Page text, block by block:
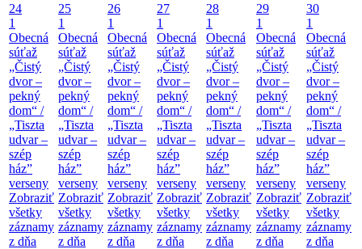
24
1
Obecná
súťaž
„Čistý
dvor –
pekný
dom“ /
„Tiszta
udvar –
szép
ház”
verseny
Zobraziť
všetky
záznamy
z dňa
25
1
Obecná
súťaž
„Čistý
dvor –
pekný
dom“ /
„Tiszta
udvar –
szép
ház”
verseny
Zobraziť
všetky
záznamy
z dňa
26
1
Obecná
súťaž
„Čistý
dvor –
pekný
dom“ /
„Tiszta
udvar –
szép
ház”
verseny
Zobraziť
všetky
záznamy
z dňa
27
1
Obecná
súťaž
„Čistý
dvor –
pekný
dom“ /
„Tiszta
udvar –
szép
ház”
verseny
Zobraziť
všetky
záznamy
z dňa
28
1
Obecná
súťaž
„Čistý
dvor –
pekný
dom“ /
„Tiszta
udvar –
szép
ház”
verseny
Zobraziť
všetky
záznamy
z dňa
29
1
Obecná
súťaž
„Čistý
dvor –
pekný
dom“ /
„Tiszta
udvar –
szép
ház”
verseny
Zobraziť
všetky
záznamy
z dňa
30
1
Obecná
súťaž
„Čistý
dvor –
pekný
dom“ /
„Tiszta
udvar –
szép
ház”
verseny
Zobraziť
všetky
záznamy
z dňa